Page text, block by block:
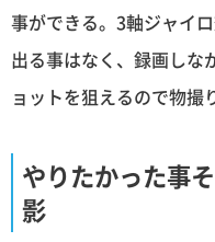
事ができる。3軸ジャイ
出る事はなく、録画しな
ョットを狙えるので物
やりたかった事
影